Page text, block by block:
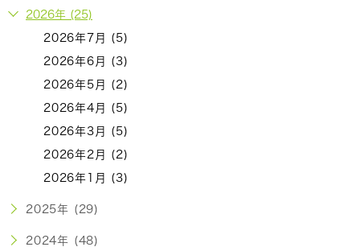
2026年 (25)
2026年7月 (5)
2026年6月 (3)
2026年5月 (2)
2026年4月 (5)
2026年3月 (5)
2026年2月 (2)
2026年1月 (3)
2025年 (29)
2024年 (48)